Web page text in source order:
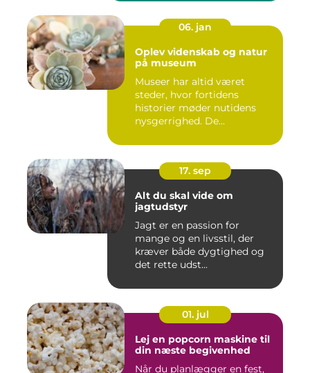
06. jan
Oplev videnskab og natur
på museum
Museer har altid været
steder, hvor fortidens
historier møder nutidens
nysgerrighed. De...
17. sep
Alt du skal vide om
jagtudstyr
Jagt er en passion for
mange og en livsstil, der
kræver både dygtighed og
det rette udst...
01. jul
Lej en popcorn maskine til
din næste begivenhed
Når du planlægger en fest,